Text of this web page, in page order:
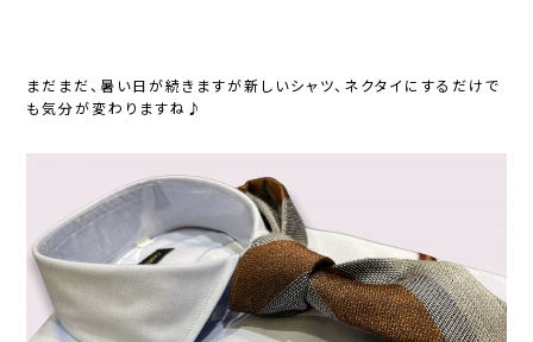
まだまだ、暑い日が続きますが新しいシャツ、ネクタイにするだけで
も気分が変わりますね♪